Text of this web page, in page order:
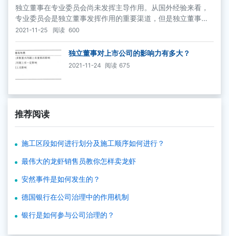
独立董事在专业委员会尚未发挥主导作用。从国外经验来看，
专业委员会是独立董事发挥作用的重要渠道，但是独立董事在
专业委员会尚未发挥主导作用。根据上市公司2006年的年报数
据，在1249家上市公司中，建立两个及以上董事会专业委员会
的上市公司1066家
2021-11-25 阅读 600
独立董事对上市公司的影响力有多大？
2021-11-24 阅读 675
推荐阅读
施工区段如何进行划分及施工顺序如何进行？
最伟大的龙虾销售员教你怎样卖龙虾
安然事件是如何发生的？
德国银行在公司治理中的作用机制
银行是如何参与公司治理的？